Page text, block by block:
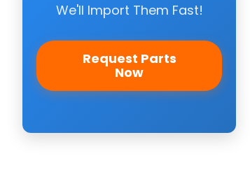
We'll Import Them Fast!
Request Parts
Now